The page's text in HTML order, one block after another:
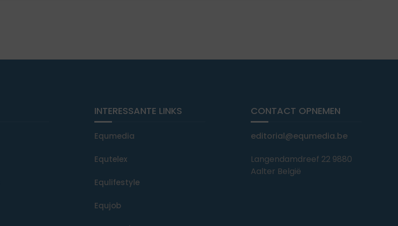
INTERESSANTE LINKS
Equmedia
Equtelex
Equlifestyle
Equjob
CONTACT OPNEMEN
editorial@equmedia.be
Langendamdreef 22 9880
Aalter België